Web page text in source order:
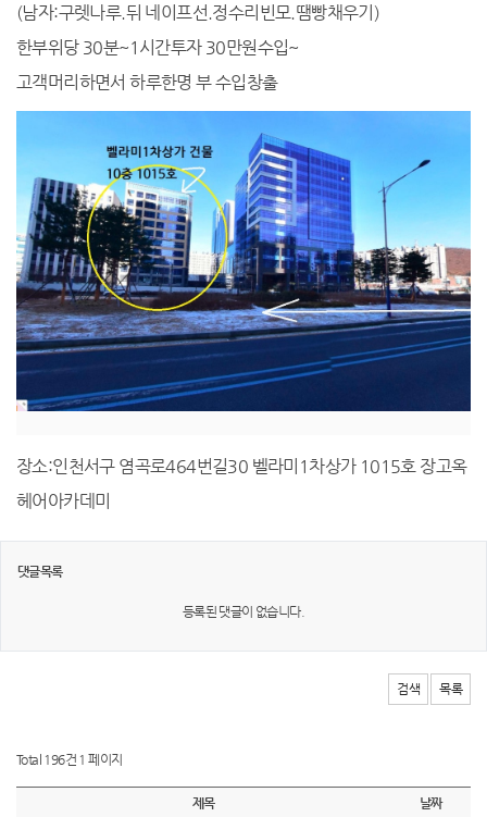
(남자:구렛나루.뒤 네이프선.정수리빈모.땜빵채우기)
한부위당 30분~1시간투자 30만원수입~
고객머리하면서 하루한명 부 수입창출
장소:인천서구 염곡로464번길30 벨라미1차상가 1015호 장고옥
헤어아카데미
댓글목록
등록된 댓글이 없습니다.
검색 목록
Total 196건 1 페이지
제목 날짜